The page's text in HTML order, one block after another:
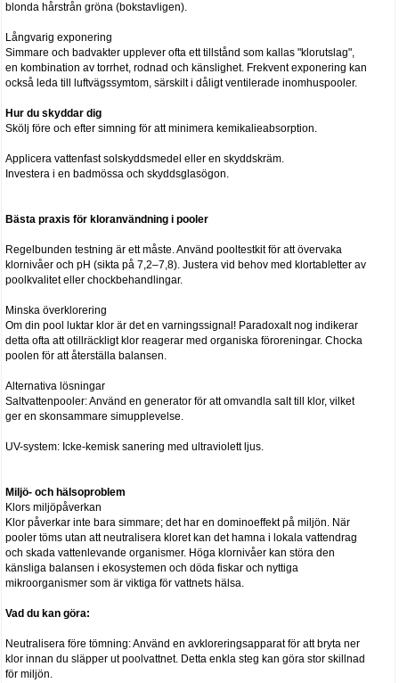
blonda hårstrån gröna (bokstavligen).
Långvarig exponering
Simmare och badvakter upplever ofta ett tillstånd som kallas "klorutslag",
en kombination av torrhet, rodnad och känslighet. Frekvent exponering kan
också leda till luftvägssymtom, särskilt i dåligt ventilerade inomhuspooler.
Hur du skyddar dig
Skölj före och efter simning för att minimera kemikalieabsorption.
Applicera vattenfast solskyddsmedel eller en skyddskräm.
Investera i en badmössa och skyddsglasögon.
Bästa praxis för kloranvändning i pooler
Regelbunden testning är ett måste. Använd pooltestkit för att övervaka
klornivåer och pH (sikta på 7,2–7,8). Justera vid behov med klortabletter av
poolkvalitet eller chockbehandlingar.
Minska överklorering
Om din pool luktar klor är det en varningssignal! Paradoxalt nog indikerar
detta ofta att otillräckligt klor reagerar med organiska föroreningar. Chocka
poolen för att återställa balansen.
Alternativa lösningar
Saltvattenpooler: Använd en generator för att omvandla salt till klor, vilket
ger en skonsammare simupplevelse.
UV-system: Icke-kemisk sanering med ultraviolett ljus.
Miljö- och hälsoproblem
Klors miljöpåverkan
Klor påverkar inte bara simmare; det har en dominoeffekt på miljön. När
pooler töms utan att neutralisera kloret kan det hamna i lokala vattendrag
och skada vattenlevande organismer. Höga klornivåer kan störa den
känsliga balansen i ekosystemen och döda fiskar och nyttiga
mikroorganismer som är viktiga för vattnets hälsa.
Vad du kan göra:
Neutralisera före tömning: Använd en avkloreringsapparat för att bryta ner
klor innan du släpper ut poolvattnet. Detta enkla steg kan göra stor skillnad
för miljön.